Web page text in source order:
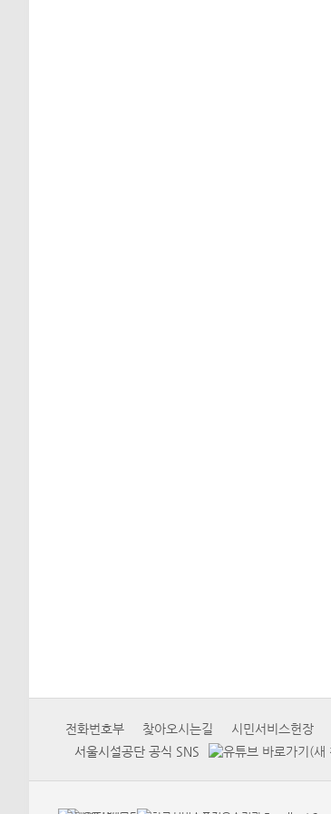
전화번호부 찾아오시는길 시민서비스헌장
서울시설공단 공식 SNS